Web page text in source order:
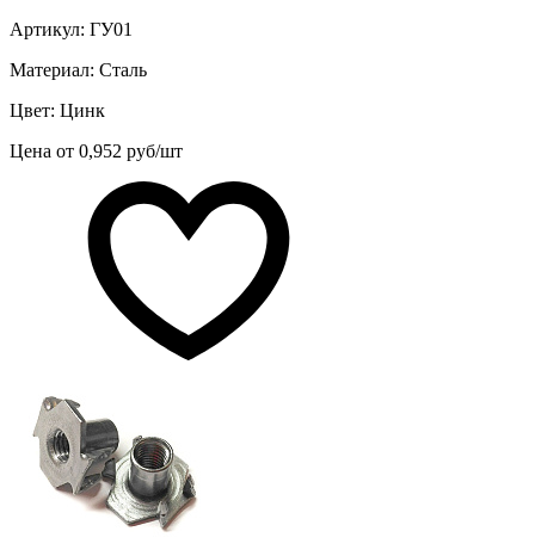
Артикул: ГУ01
Материал: Сталь
Цвет: Цинк
Цена от 0,952 руб/шт